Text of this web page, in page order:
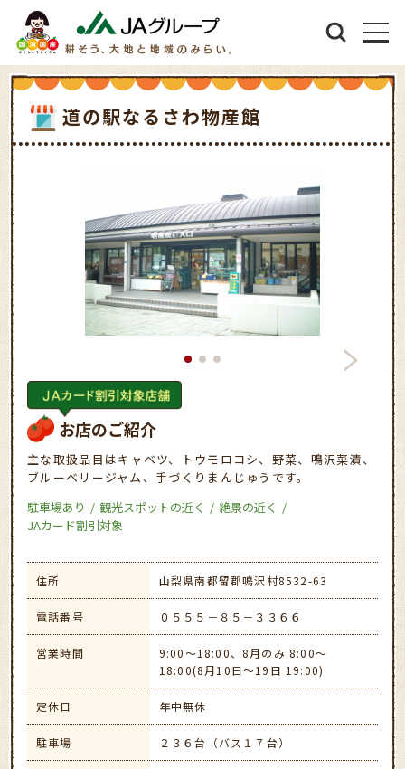
道の駅なるさわ物産館
お店のご紹介
主な取扱品目はキャベツ、トウモロコシ、野菜、鳴沢菜漬、
ブルーベリージャム、手づくりまんじゅうです。
駐車場あり
観光スポットの近く
絶景の近く
JAカード割引対象
住所 山梨県南都留郡鳴沢村8532-63
電話番号 ０５５５－８５－３３６６
営業時間
9:00～18:00、8月のみ 8:00～
18:00(8月10日～19日 19:00)
定休日 年中無休
駐車場 ２３６台（バス１７台）